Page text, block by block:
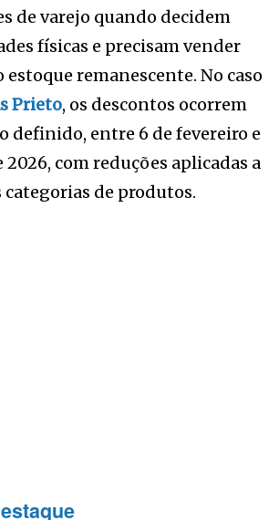
de varejo quando decidem
físicas e precisam vender
remanescente. No caso
Prieto, os descontos ocorrem
definido, entre 6 de fevereiro e
2026, com reduções aplicadas a
categorias de produtos.